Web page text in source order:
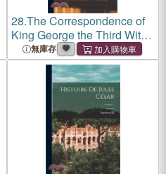
28.The Correspondence of
King George the Third With
Lord North From 1768 to
1783; Volume 1
無庫存